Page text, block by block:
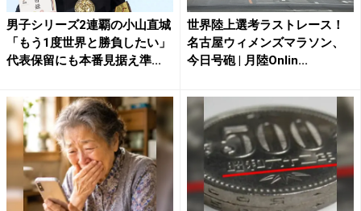
男子シリーズ2連覇の小山直城
「もう1度世界と勝負したい」
代表保留にも本番見据え準...
世界陸上選考ラストレース！
名古屋ウィメンズマラソン、
今日号砲 | 月陸Onlin...